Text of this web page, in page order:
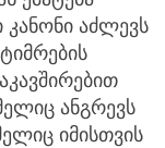
აძლევს
ანგრევს
იმისთვის